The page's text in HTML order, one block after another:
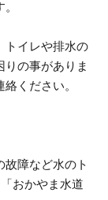
トイレや排水の
の事がありま
ください。
故障など水のト
おかやま水道